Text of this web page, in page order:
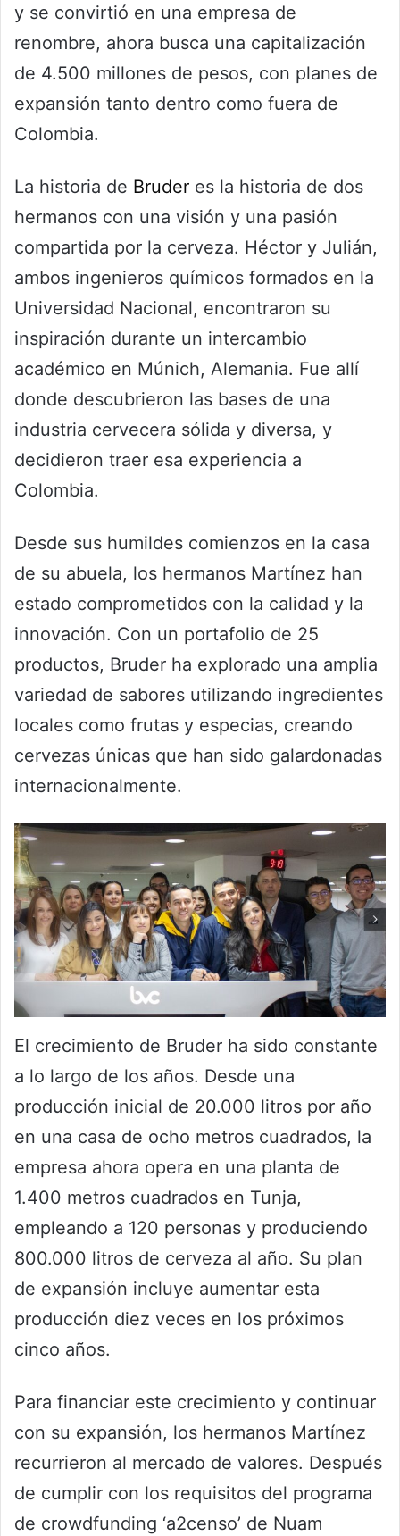
y se convirtió en una empresa de
renombre, ahora busca una capitalización
de 4.500 millones de pesos, con planes de
expansión tanto dentro como fuera de
Colombia.
La historia de Bruder es la historia de dos
hermanos con una visión y una pasión
compartida por la cerveza. Héctor y Julián,
ambos ingenieros químicos formados en la
Universidad Nacional, encontraron su
inspiración durante un intercambio
académico en Múnich, Alemania. Fue allí
donde descubrieron las bases de una
industria cervecera sólida y diversa, y
decidieron traer esa experiencia a
Colombia.
Desde sus humildes comienzos en la casa
de su abuela, los hermanos Martínez han
estado comprometidos con la calidad y la
innovación. Con un portafolio de 25
productos, Bruder ha explorado una amplia
variedad de sabores utilizando ingredientes
locales como frutas y especias, creando
cervezas únicas que han sido galardonadas
internacionalmente.
El crecimiento de Bruder ha sido constante
a lo largo de los años. Desde una
producción inicial de 20.000 litros por año
en una casa de ocho metros cuadrados, la
empresa ahora opera en una planta de
1.400 metros cuadrados en Tunja,
empleando a 120 personas y produciendo
800.000 litros de cerveza al año. Su plan
de expansión incluye aumentar esta
producción diez veces en los próximos
cinco años.
Para financiar este crecimiento y continuar
con su expansión, los hermanos Martínez
recurrieron al mercado de valores. Después
de cumplir con los requisitos del programa
de crowdfunding ‘a2censo’ de Nuam